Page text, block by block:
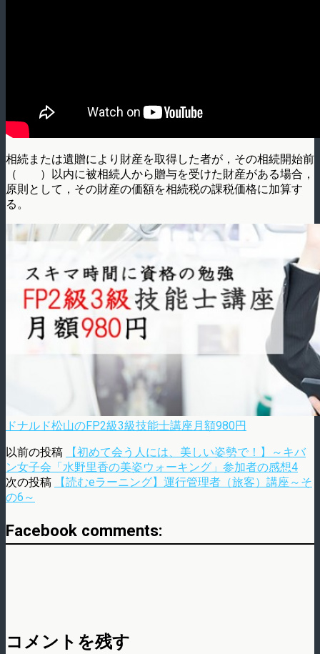
相続または遺贈により財産を取得した者が，その相続開始前
（ ）以内に被相続人から贈与を受けた財産がある場合，
原則として，その財産の価額を相続­税の課税価格に加算す
る。
ドナルド松山のFP2級3級技能士講座月額980円
以前の投稿
【初めて会う人には、美しい姿勢で！】～キバ
ン女子会「水野里香の美姿ウォーキング」参加者の感想4
次の投稿
【読むeラーニング】運行管理者（旅客）講座～そ
の6～
Facebook comments:
コメントを残す